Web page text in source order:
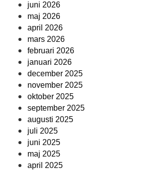
juni 2026
maj 2026
april 2026
mars 2026
februari 2026
januari 2026
december 2025
november 2025
oktober 2025
september 2025
augusti 2025
juli 2025
juni 2025
maj 2025
april 2025